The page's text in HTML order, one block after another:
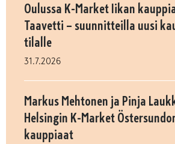
Oulussa K-Market Iikan
Taavetti – suunnitteilla uusi
tilalle
31.7.2026
Markus Mehtonen ja Pinja
Helsingin K-Market
kauppiaat